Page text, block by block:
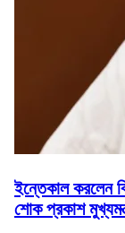
ইন্তেকাল করলেন বিশিষ্ট
শোক প্রকাশ